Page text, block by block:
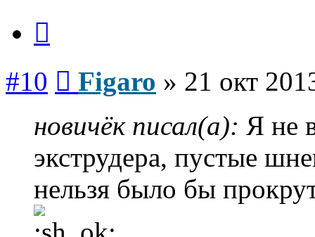
#10 Figaro » 21 окт
новичёк писал(а): Я не
экструдера, пустые
нельзя было бы